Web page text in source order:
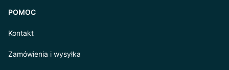
POMOC
Kontakt
Zamówienia i wysyłka